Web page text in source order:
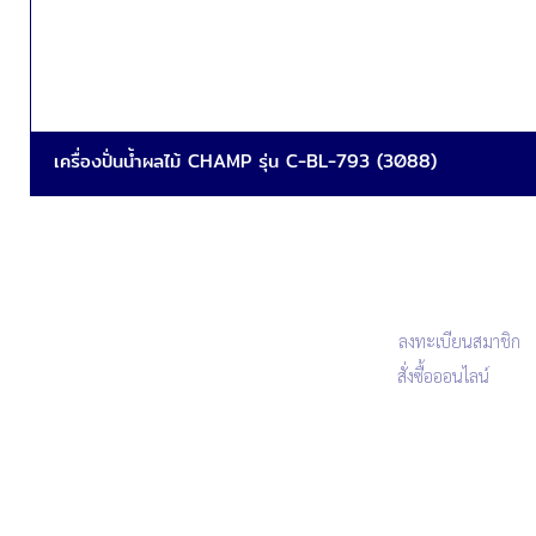
เครื่องปั่นน้ำผลไม้ CHAMP รุ่น C-BL-793 (3088)
ลงทะเบียนสมาชิก
สั่งซื้อออนไลน์